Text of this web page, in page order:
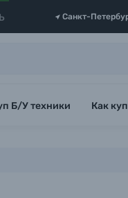
Санкт-
Б/У техники Как